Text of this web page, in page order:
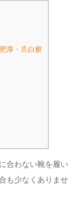
厚・爪白癬
合わない靴を履い
も少なくありませ